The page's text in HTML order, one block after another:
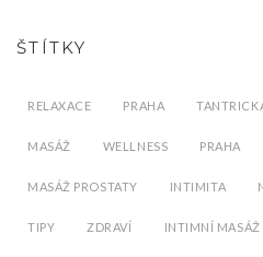
ŠTÍTKY
RELAXACE PRAHA
MASÁŽ WELLNESS PRAHA
MASÁŽ PROSTATY INTIMITA
TIPY ZDRAVÍ INTIMNÍ MASÁŽ